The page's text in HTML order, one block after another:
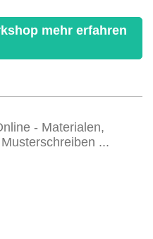
mehr erfahren
- Materialen,
...